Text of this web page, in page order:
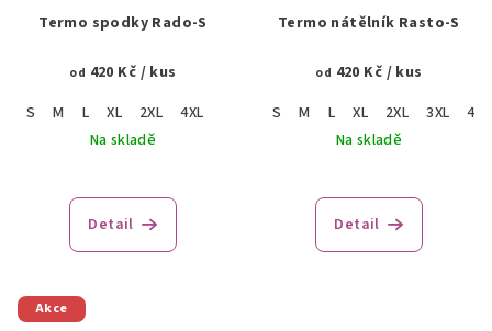
Termo spodky Rado-S
od 420 Kč / kus
S
M L XL 2XL
4XL
Na skladě
Detail
Termo nátělník Rasto-S
od 420 Kč / kus
S
M L XL 2XL 3XL
4XL
Na skladě
Detail
Akce